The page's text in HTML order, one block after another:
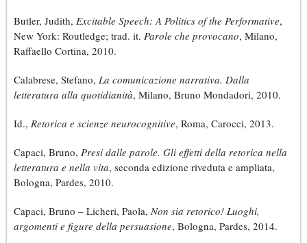
Butler, Judith, Excitable Speech: A Politics of the Performative,
New York: Routledge; trad. it. Parole che provocano, Milano,
Raffaello Cortina, 2010.
Calabrese, Stefano, La comunicazione narrativa. Dalla
letteratura alla quotidianità, Milano, Bruno Mondadori, 2010.
Id., Retorica e scienze neurocognitive, Roma, Carocci, 2013.
Capaci, Bruno, Presi dalle parole. Gli effetti della retorica nella
letteratura e nella vita, seconda edizione riveduta e ampliata,
Bologna, Pardes, 2010.
Capaci, Bruno – Licheri, Paola, Non sia retorico! Luoghi,
argomenti e figure della persuasione, Bologna, Pardes, 2014.